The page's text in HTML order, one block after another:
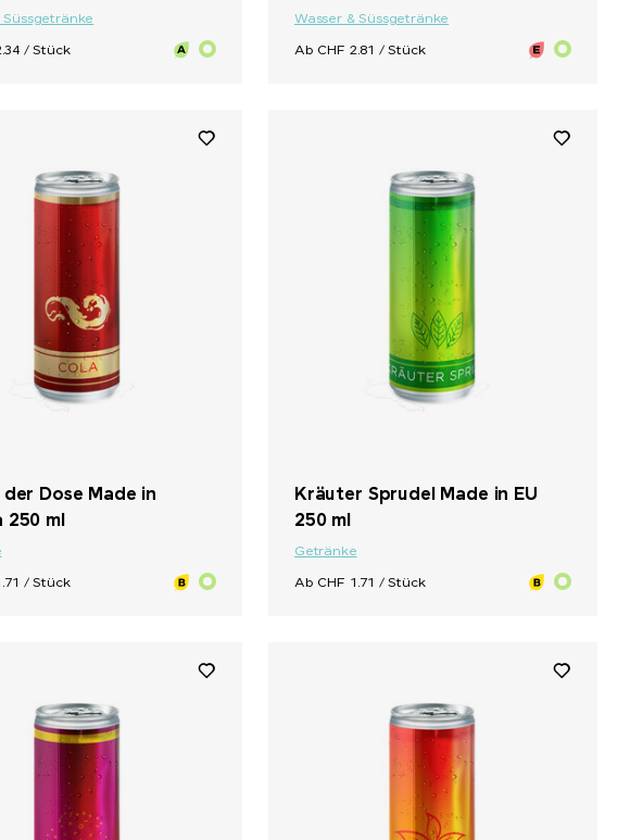
Süssgetränke
/ Stück
Wasser & Süssgetränke
Ab CHF 2.81 / Stück
der Dose Made in
ml
/ Stück
Kräuter Sprudel Made in EU
250 ml
Getränke
Ab CHF 1.71 / Stück